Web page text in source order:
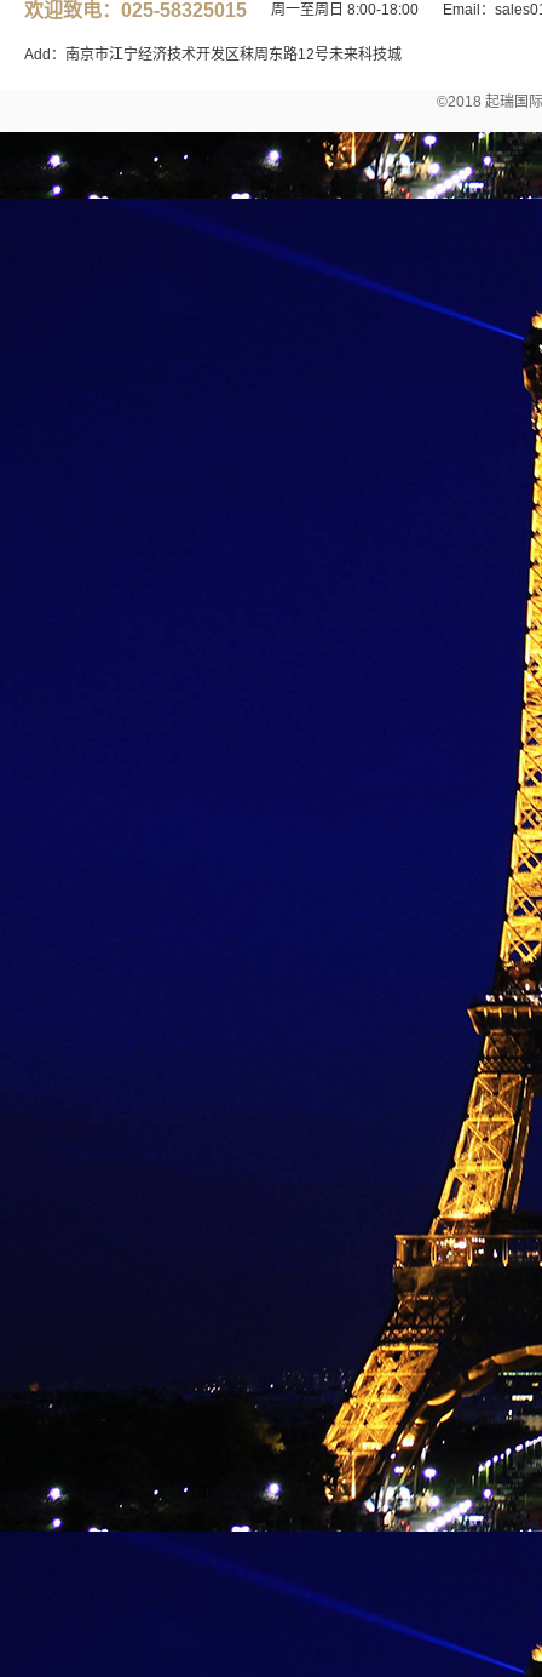
欢迎致电：025-58325015 周一至周日 8:00-18:00 Email：
Add：南京市江宁经济技术开发区秣周东路12号未来科技城
©2018 起瑞国